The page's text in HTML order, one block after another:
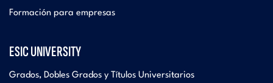
Formación para empresas
ESIC UNIVERSITY
Grados, Dobles Grados y Títulos Universitarios